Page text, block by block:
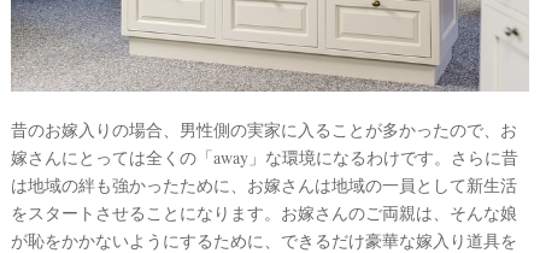
昔のお嫁入りの場合、男性側の実家に入ることが多かったので、お
嫁さんにとっては全くの「away」な環境になるわけです。さらに昔
は地域の絆も強かったために、お嫁さんは地域の一員として新生活
をスタートさせることになります。お嫁さんのご両親は、そんな娘
が恥をかかないようにするために、できるだけ豪華な嫁入り道具を
ィ
ン
グ
ォ
ト